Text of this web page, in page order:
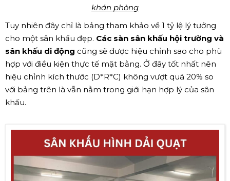
khán phòng
Tuy nhiên đây chỉ là bảng tham khảo về 1 tỷ lệ lý tưởng
cho một sân khấu đẹp. Các sàn sân khấu hội trường và
sân khấu di động cũng sẽ được hiệu chỉnh sao cho phù
hợp với điều kiện thực tế mặt bằng. Ở đây tốt nhất nên
hiệu chỉnh kích thước (D*R*C) không vượt quá 20% so
với bảng trên là vẫn nằm trong giới hạn hợp lý của sân
khấu.